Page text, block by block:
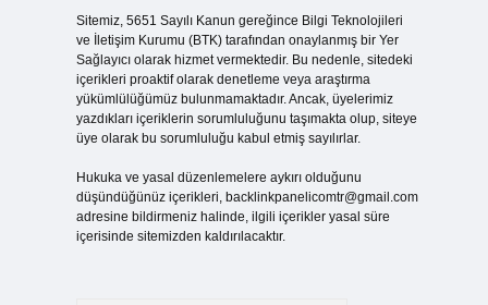
Sitemiz, 5651 Sayılı Kanun gereğince Bilgi Teknolojileri
ve İletişim Kurumu (BTK) tarafından onaylanmış bir Yer
Sağlayıcı olarak hizmet vermektedir. Bu nedenle, sitedeki
içerikleri proaktif olarak denetleme veya araştırma
yükümlülüğümüz bulunmamaktadır. Ancak, üyelerimiz
yazdıkları içeriklerin sorumluluğunu taşımakta olup, siteye
üye olarak bu sorumluluğu kabul etmiş sayılırlar.
Hukuka ve yasal düzenlemelere aykırı olduğunu
düşündüğünüz içerikleri, backlinkpanelicomtr@gmail.com
adresine bildirmeniz halinde, ilgili içerikler yasal süre
içerisinde sitemizden kaldırılacaktır.